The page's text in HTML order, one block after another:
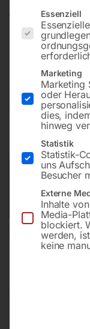
*Beförderung
1.1.3.6
3.000,00
inkl. MwSt.
Lieferzeit:
Versandkosten
Bitte beachten
Andere Länder
Es folgt eine
Essenziell
Marketing
Marketing
oder
dies,
hinweg
Statistik
Statistik-
uns
Besucher
Externe
Inhalte
Media-
blockiert.
werden,
keine